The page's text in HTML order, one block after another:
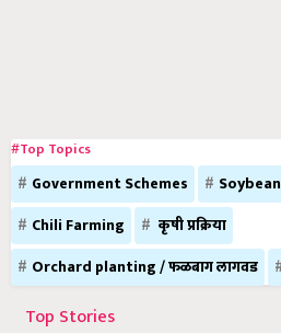
#Top Topics
Government Schemes
Chili Farming
कृषी प्रक्रिया
Orchard planting / फळबाग लागवड
Top Stories